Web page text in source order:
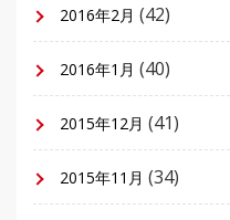
2016年2月 (42)
2016年1月 (40)
2015年12月 (41)
2015年11月 (34)